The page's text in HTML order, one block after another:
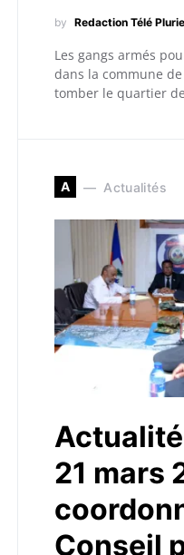
by Redaction Télé
Les gangs armés
dans la commune
tomber le quartier
A Actualités
21 mars
Conseil